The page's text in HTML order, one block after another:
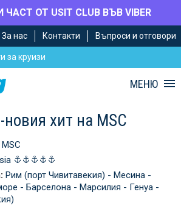
ОТ USIT CLUB ВЪВ VIBER
За нас Контакти Въпроси и отговори
за круизи
МЕНЮ
хит на MSC
MSC
Рим (порт Чивитавекия) - Месина -
- Барселона - Марсилия - Генуа -